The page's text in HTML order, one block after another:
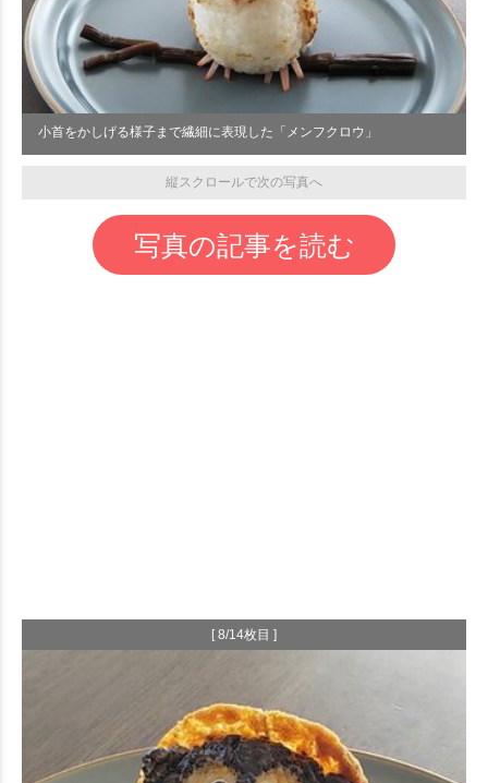
小首をかしげる様子まで繊細に表現した「メンフクロウ」
縦スクロールで次の写真へ
写真の記事を読む
[ 8/14枚目 ]